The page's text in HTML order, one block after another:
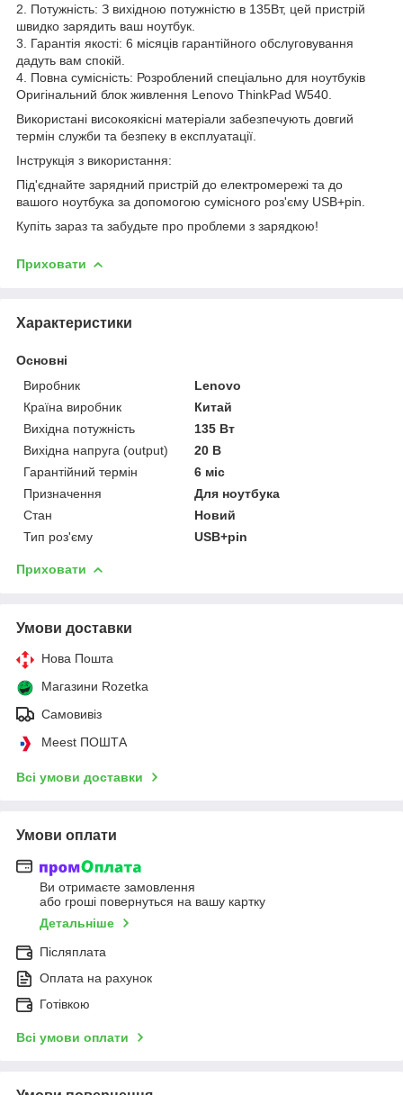
2. Потужність: З вихідною потужністю в 135Вт, цей пристрій
швидко зарядить ваш ноутбук.
3. Гарантія якості: 6 місяців гарантійного обслуговування
дадуть вам спокій.
4. Повна сумісність: Розроблений спеціально для ноутбуків
Оригінальний блок живлення Lenovo ThinkPad W540.
Використані високоякісні матеріали забезпечують довгий
термін служби та безпеку в експлуатації.
Інструкція з використання:
Під'єднайте зарядний пристрій до електромережі та до
вашого ноутбука за допомогою сумісного роз'єму USB+pin.
Купіть зараз та забудьте про проблеми з зарядкою!
Приховати
Характеристики
Основні
Виробник
Lenovo
Країна виробник
Китай
Вихідна потужність
135 Вт
Вихідна напруга (output)
20 В
Гарантійний термін
6 міс
Призначення
Для ноутбука
Стан
Новий
Тип роз'єму
USB+pin
Приховати
Умови доставки
Нова Пошта
Магазини Rozetka
Самовивіз
Meest ПОШТА
Всі умови доставки
Умови оплати
Ви отримаєте замовлення
або гроші повернуться на вашу картку
Детальніше
Післяплата
Оплата на рахунок
Готівкою
Всі умови оплати